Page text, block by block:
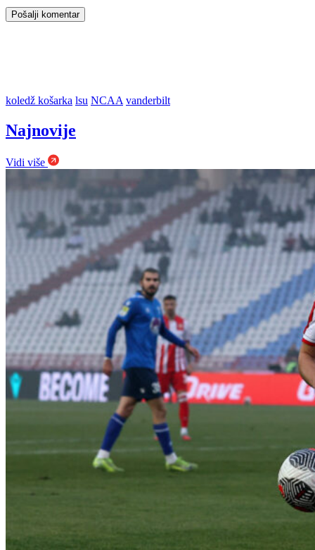
koledž košarka lsu NCAA vanderbilt
Najnovije
Vidi više